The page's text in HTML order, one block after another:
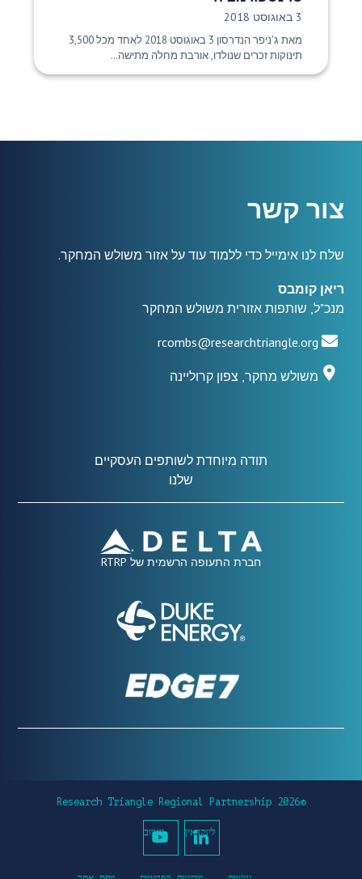
תאריך פרסום:
3 באוגוסט 2018
מאת ג'ניפר הנדרסון 3 באוגוסט 2018 לאחד מכל 3,500
תינוקות זכרים שנולדו, אורבת מחלה מתישה...
צור קשר
שלח לנו אימייל כדי ללמוד עוד על אזור משולש המחקר.
ריאן קומבס
מנכ"ל, שותפות אזורית משולש המחקר
rcombs@researchtriangle.org
משולש מחקר, צפון קרוליינה
תודה מיוחדת לשותפים העסקיים
שלנו
חברת התעופה הרשמית של RTRP
©2026 Research Triangle Regional Partnership
לינקדאין יוטיוב